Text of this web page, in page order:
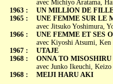
1963 :
1965 :
1966 :
1967 :
1968 :
1968 :
avec Michiyo Aratama,
UN MILLION DE
UNE FEMME SUR LE
avec Jitsuko Yoshimura,
UNE FEMME ET SES
avec Kiyoshi Atsumi,
UTAJE
ONNA TO MISOSHIRU
avec Junko Ikeuchi,
MEIJI HARU AKI